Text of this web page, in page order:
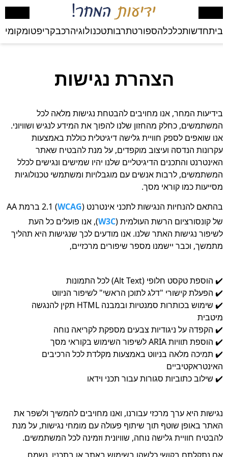
ביתחדשותכלכלהספורטתרבותטכנולוגיהרכבקריפטומקומי
הצהרת נגישות
בידיעות המחר, אנו מחויבים להבטחת נגישות מלאה לכל
המשתמשים, כחלק מהחזון שלנו להפוך את המידע לנגיש ושוויוני.
אנו שואפים לספק חוויית גלישה דיגיטלית כוללת באמצעות
עקרונות הנדסה ועיצוב מוקפדים, על מנת להבטיח שאתר
האינטרנט והתכנים הדיגיטליים שלנו יהיו שמישים ונגישים לכלל
המשתמשים, לרבות אנשים עם מוגבלויות ומשתמשי טכנולוגיות
מסייעות כמו קוראי מסך.
בהתאם להנחיות הנגישות לתכני אינטרנט (WCAG
) 2.1 ברמת AA
של קונסורציום הרשת העולמית (W3C), אנו פועלים כל העת
לשיפור נגישות האתר שלנו. אנו מודעים לכך שנגישות היא תהליך
מתמשך, וכבר יישמנו מספר שיפורים מרכזיים,
✔️ הוספת טקסט חלופי (Alt Text) לכל התמונות
✔️ הפעלת קישורי "דלג לתוכן הראשי" לשיפור הניווט
✔️ שימוש בכותרות סמנטיות ובמבנה HTML תקין להנגשה
מיטבית
✔️ הקפדה על ניגודיות צבעים מספקת לקריאה נוחה
✔️ הוספת תוויות ARIA לשיפור השימוש בקוראי מסך
✔️ תמיכה מלאה בניווט באמצעות מקלדת לכל הרכיבים
האינטראקטיביים
✔️ שילוב כתוביות סגורות עבור תכני וידאו
נגישות היא ערך מרכזי עבורנו, ואנו מחויבים להמשיך ולשפר את
האתר באופן שוטף תוך שיתוף פעולה עם מומחי נגישות, על מנת
להבטיח חוויית גלישה נוחה, שוויונית וזמינה לכל המשתמשים.